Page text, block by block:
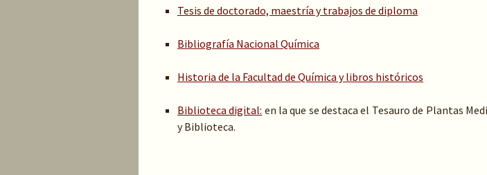
Tesis de doctorado, maestría y trabajos de diploma
Bibliografía Nacional Química
Historia de la Facultad de Química y libros históricos
Biblioteca digital: en la que se destaca el Tesauro de Plantas
y Biblioteca.